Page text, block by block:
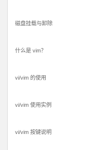
磁盘挂载与卸除
什么是 vim？
vi/vim 的使用
vi/vim 使用实例
vi/vim 按键说明